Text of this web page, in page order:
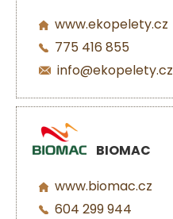
www.ekopelety.cz
775 416 855
info@ekopelety.cz
BIOMAC
www.biomac.cz
604 299 944